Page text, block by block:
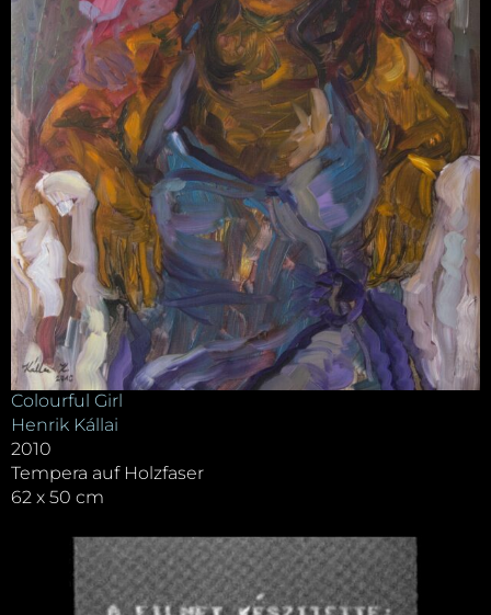
Colourful Girl
Henrik Kállai
2010
Tempera auf Holzfaser
62 x 50 cm